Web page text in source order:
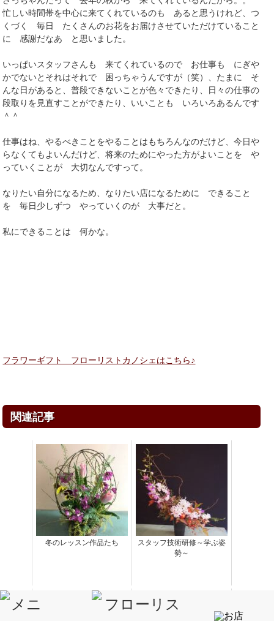
忙しい時間帯を中心に来てくれているのも あると思うけれど、つ
くづく 毎日 たくさんのお花をお届けさせていただけていること
に 感謝だなあ と思いました。
いっぱいスタッフさんも 来てくれているので お仕事も にぎや
かでないとそれはそれで 困っちゃうんですが（笑）、たまに そ
んな日があると、普段できないことが色々できたり、日々の仕事の
段取りを見直すことができたり、いいことも いろいろあるんです
＾＾
仕事はね、やるべきことをやることはもちろんなのだけど、今日や
らなくてもよいんだけど、将来のためにやった方がよいことを や
っていくことが 大切なんですって。
なりたい自分になるため、なりたい店になるために できること
を 毎日少しずつ やっていくのが 大事だと。
私にできることは 何かな。
フラワーギフト フローリストカノシェはこちら♪
関連記事
冬のレッスン作品たち
スタッフ技術研修～学ぶ姿
勢～